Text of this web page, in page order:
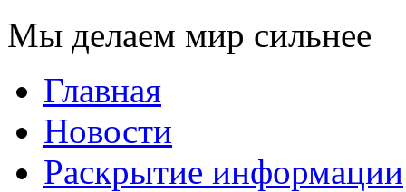
Мы делаем мир сильнее
Главная
Новости
Раскрытие информации